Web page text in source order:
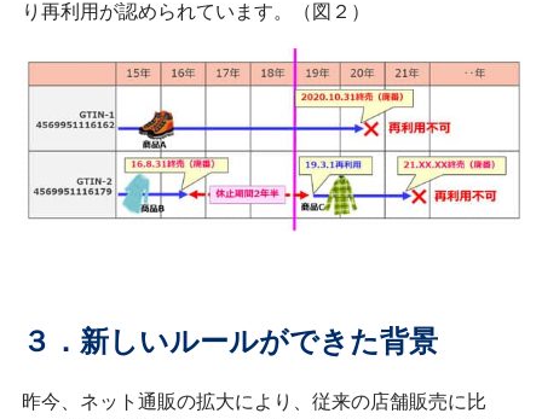
り再利用が認められています。（図２）
３．新しいルールができた背景
昨今、ネット通販の拡大により、従来の店舗販売に比